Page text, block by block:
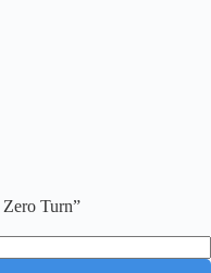
Zero Turn”